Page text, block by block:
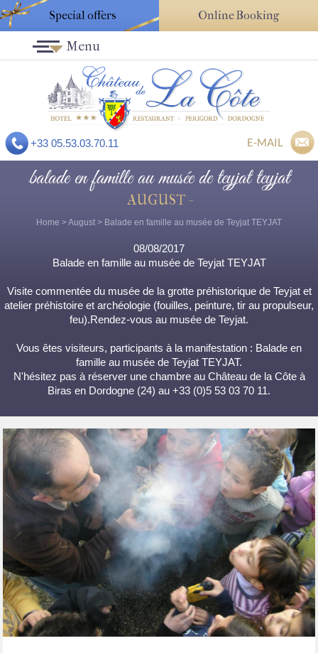
Special offers Online Booking
+33 05.53.03.70.11 E-MAIL
Menu
balade en famille au musée de teyjat teyjat
AUGUST -
Home >August > Balade en famille au musée de Teyjat TEYJAT
08/08/2017
Balade en famille au musée de Teyjat TEYJAT
Visite commentée du musée de la grotte préhistorique de Teyjat et
atelier préhistoire et archéologie (fouilles, peinture, tir au propulseur,
feu).Rendez-vous au musée de Teyjat.
Vous êtes visiteurs, participants à la manifestation : Balade en
famille au musée de Teyjat TEYJAT.
N'hésitez pas à réserver une chambre au Château de la Côte à
Biras en Dordogne (24) au +33 (0)5 53 03 70 11.